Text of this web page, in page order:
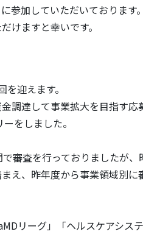
参加していただいております。
けますと幸いです。
迎えます。
調達して事業拡大を目指す応
をしました。
審査を行っておりましたが
え、昨年度から事業領域別に
リーグ」「ヘルスケアシス